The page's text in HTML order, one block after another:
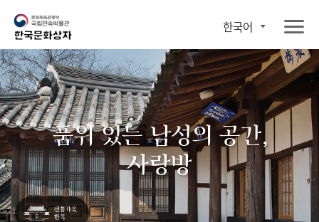
한국어
품위 있는 남성의 공간,
사랑방